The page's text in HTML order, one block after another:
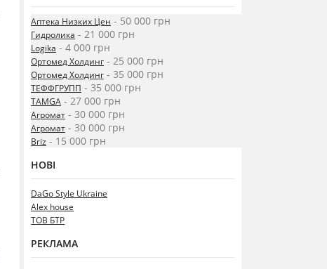
Аптека Низких Цен - 50 000 грн
Гидролика - 21 000 грн
Logika - 4 000 грн
Ортомед Холдинг - 25 000 грн
Ортомед Холдинг - 35 000 грн
ТЕФФГРУПП - 35 000 грн
TAMGA - 27 000 грн
Агромат - 30 000 грн
Агромат - 30 000 грн
Briz - 15 000 грн
НОВІ
DaGo Style Ukraine
Alex house
ТОВ БТР
РЕКЛАМА